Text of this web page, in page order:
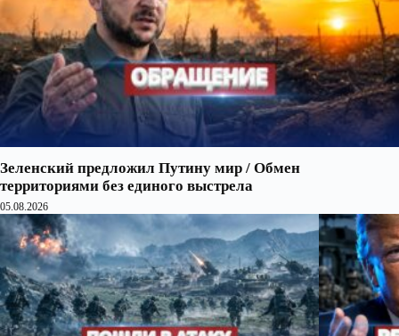
Зеленский предложил Путину мир / Обмен
территориями без единого выстрела
05.08.2026